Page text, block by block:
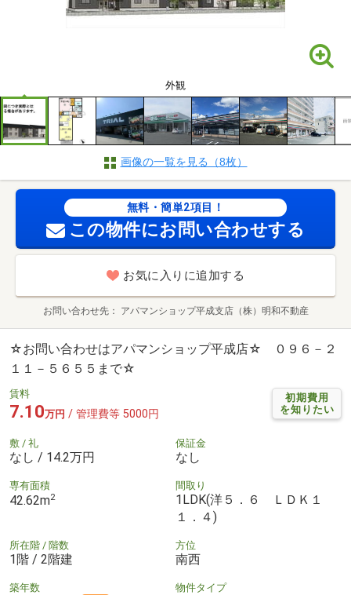
外観
画像の一覧を見る（8枚）
無料・簡単2項目！
この物件にお問い合わせする
お気に入りに追加する
お問い合わせ先 アパマンショップ平成支店（株）明和不動産
☆お問い合わせはアパマンショップ平成店☆ ０９６－２
１１－５６５５まで☆
初期費用
を知りたい
賃料
7.10万円 / 管理費等 5000円
敷 / 礼
なし / 14.2万円
保証金
なし
専有面積
42.62m2
間取り
1LDK(洋５．６ ＬＤＫ１
１．４)
所在階 / 階数
1階 / 2階建
方位
南西
築年数 物件タイプ